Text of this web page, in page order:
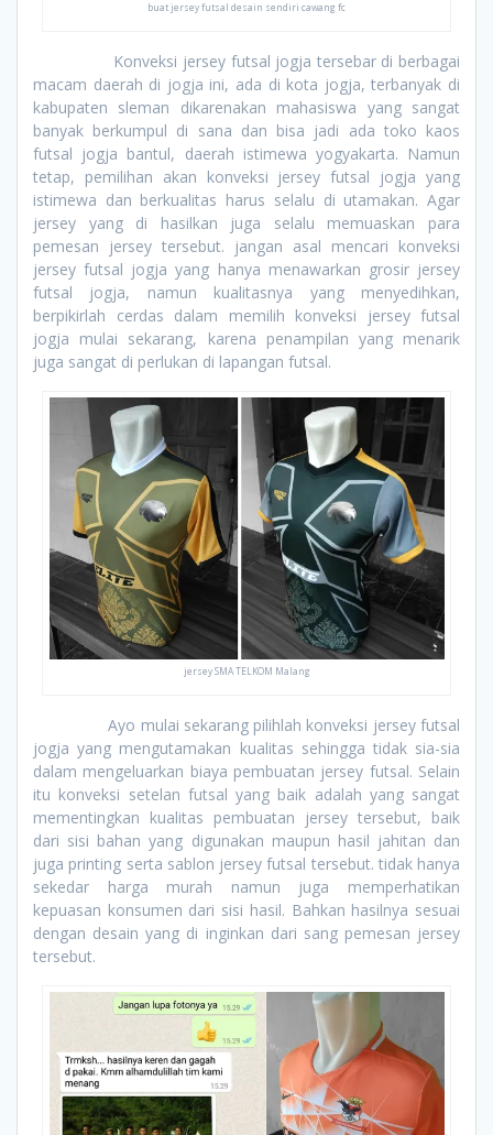
buat jersey futsal desain sendiri cawang fc
Konveksi jersey futsal jogja tersebar di berbagai
macam daerah di jogja ini, ada di kota jogja, terbanyak di
kabupaten sleman dikarenakan mahasiswa yang sangat
banyak berkumpul di sana dan bisa jadi ada toko kaos
futsal jogja bantul, daerah istimewa yogyakarta. Namun
tetap, pemilihan akan konveksi jersey futsal jogja yang
istimewa dan berkualitas harus selalu di utamakan. Agar
jersey yang di hasilkan juga selalu memuaskan para
pemesan jersey tersebut. jangan asal mencari konveksi
jersey futsal jogja yang hanya menawarkan grosir jersey
futsal jogja, namun kualitasnya yang menyedihkan,
berpikirlah cerdas dalam memilih konveksi jersey futsal
jogja mulai sekarang, karena penampilan yang menarik
juga sangat di perlukan di lapangan futsal.
jersey SMA TELKOM Malang
Ayo mulai sekarang pilihlah konveksi jersey futsal
jogja yang mengutamakan kualitas sehingga tidak sia-sia
dalam mengeluarkan biaya pembuatan jersey futsal. Selain
itu konveksi setelan futsal yang baik adalah yang sangat
mementingkan kualitas pembuatan jersey tersebut, baik
dari sisi bahan yang digunakan maupun hasil jahitan dan
juga printing serta sablon jersey futsal tersebut. tidak hanya
sekedar harga murah namun juga memperhatikan
kepuasan konsumen dari sisi hasil. Bahkan hasilnya sesuai
dengan desain yang di inginkan dari sang pemesan jersey
tersebut.